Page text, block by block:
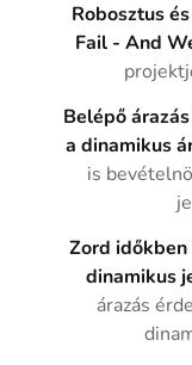
Robosztus
Fail - And
Belépő
a dinamikus
is
Zord
dinamikus
árazás